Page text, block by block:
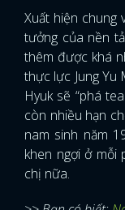
Xuất hiện chung
tưởng của nền
thêm được khá
thực lực Jung Yu
Hyuk sẽ “phá
còn nhiều hạn
nam sinh năm
khen ngợi ở mỗi
chị nữa.